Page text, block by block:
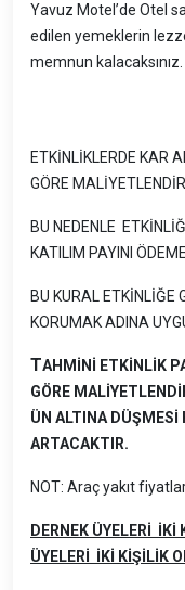
Yavuz Motel’de Otel
edilen yemeklerin
memnun kalacaksınız.
ETKİNLİKLERDE KAR
GÖRE
BU NEDENLE
KATILIM PAYINI
BU KURAL ETKİNLİĞE
KORUMAK ADINA
TAHMİNİ ETKİNLİK
GÖRE
ÜN ALTINA DÜŞMESİ
ARTACAKTIR.
NOT: Araç yakıt
DERNEK ÜYELERİ İKİ
ÜYELERİ İKİ KİŞİLİK